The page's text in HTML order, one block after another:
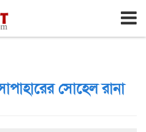
শ্রাবণ ১৪৩৩
সোহেল রানা